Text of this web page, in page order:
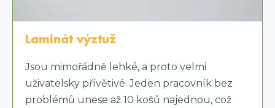
Laminát výztuž
Jsou mimořádně lehké, a proto velmi
uživatelsky přívětivé. Jeden pracovník bez
problémů unese až 10 košů najednou, což